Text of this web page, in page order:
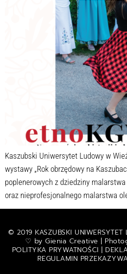
Kaszubski Uniwersytet Ludowy w
wystawy „Rok obrzędowy na
poplenerowych z dziedziny
oraz nieprofesjonalnego malarstwa
© 2019 KASZUBSKI
♡ by Gienia Creative |
POLITYKA PRYWATNOŚCI|
REGULAMIN